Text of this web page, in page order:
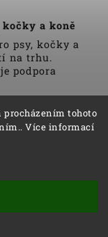
procházením tohoto
Více informací
a koně
psy, kočky a
na trhu.
podpora
Husse jsou
pečlivě
se vyrábí
a
důkladně
vyhrazena.